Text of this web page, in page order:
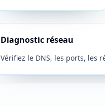
Diagnostic réseau
Vérifiez le DNS, les ports, les